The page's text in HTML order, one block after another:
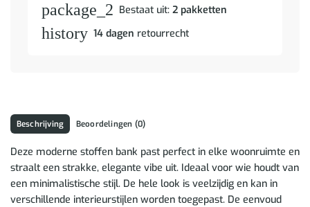
package_2 Bestaat uit: 2 pakketten
history 14 dagen retourrecht
Beschrijving Beoordelingen (0)
Deze moderne stoffen bank past perfect in elke woonruimte en
straalt een strakke, elegante vibe uit. Ideaal voor wie houdt van
een minimalistische stijl. De hele look is veelzijdig en kan in
verschillende interieurstijlen worden toegepast. De eenvoud